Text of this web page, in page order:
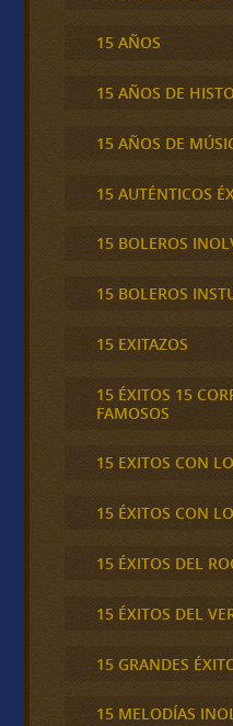
15 AÑOS
15 AÑOS DE
15 AÑOS DE
15 AUTÉNTICOS
15 BOLEROS
15 BOLEROS
15 EXITAZOS
15 ÉXITOS 15
FAMOSOS
15 EXITOS CON
15 ÉXITOS CON
15 ÉXITOS DEL
15 ÉXITOS DEL
15 GRANDES
15 MELODÍAS